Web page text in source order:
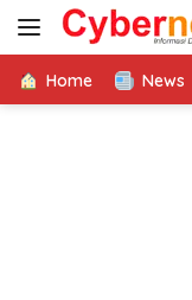
Langsung
Home News